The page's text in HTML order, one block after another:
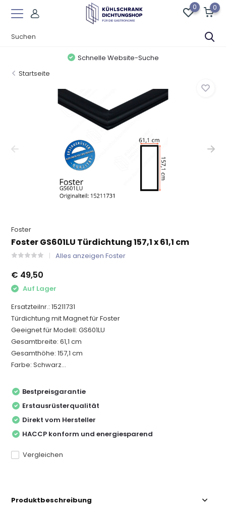
0 0
Schnelle Website-Suche
Startseite
Foster
Foster GS601LU Türdichtung 157,1 x 61,1 cm
Alles anzeigen Foster
€ 49,50
Auf Lager
Ersatzteilnr.: 15211731
Türdichtung mit Magnet für Foster
Geeignet für Modell: GS601LU
Gesamtbreite: 61,1 cm
Gesamthöhe: 157,1 cm
Farbe: Schwarz...
Bestpreisgarantie
Erstausrüsterqualität
Direkt vom Hersteller
HACCP konform und energiesparend
Vergleichen
Produktbeschreibung